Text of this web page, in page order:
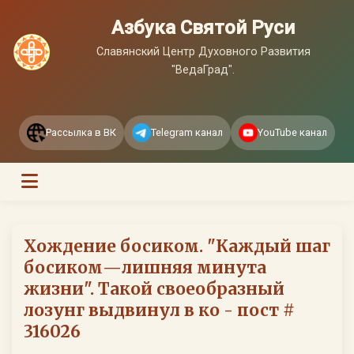
Азбука Святой Руси
Славянский Центр Духовного Развития
"ВедаГрад".
Рассылка в ВК Telegram канал YouTube канал
Хождение босиком. "Каждый шаг
босиком—лишняя минута
жизни". Такой своеобразный
лозунг выдвинул в ко - пост #
316026